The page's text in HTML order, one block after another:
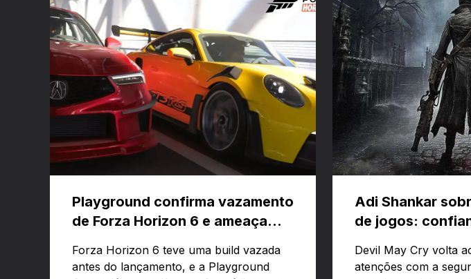
Playground confirma vazamento
de Forza Horizon 6 e ameaça
Forza Horizon 6 teve uma build vazada
antes do lançamento, e a Playground
Adi Shankar
de jogos:
Devil May Cry volta
atenções com a